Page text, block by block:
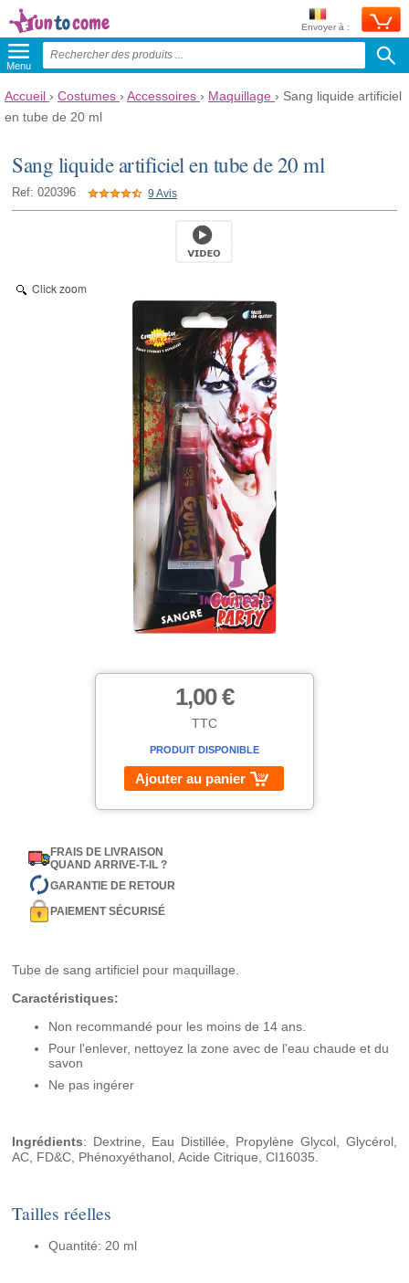
Envoyer à :
Menu
Accueil › Costumes › Accessoires › Maquillage › Sang liquide artificiel
en tube de 20 ml
Sang liquide artificiel en tube de 20 ml
Ref: 020396 9 Avis
Click zoom
1,00 €
TTC
PRODUIT DISPONIBLE
Ajouter au panier
FRAIS DE LIVRAISON
QUAND ARRIVE-T-IL ?
GARANTIE DE RETOUR
PAIEMENT SÉCURISÉ
Tube de sang artificiel pour maquillage.
Caractéristiques:
Non recommandé pour les moins de 14 ans.
Pour l'enlever, nettoyez la zone avec de l'eau chaude et du
savon
Ne pas ingérer
Ingrédients: Dextrine, Eau Distillée, Propylène Glycol, Glycérol,
AC, FD&C, Phénoxyéthanol, Acide Citrique, CI16035.
Tailles réelles
Quantité: 20 ml